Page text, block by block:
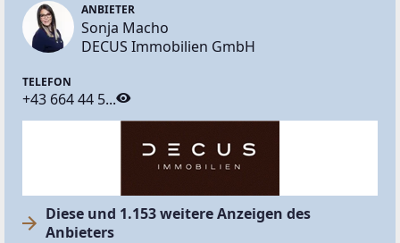
ANBIETER
Sonja Macho
DECUS Immobilien GmbH
TELEFON
+43 664 44 5...
Diese und 1.153 weitere Anzeigen des
Anbieters